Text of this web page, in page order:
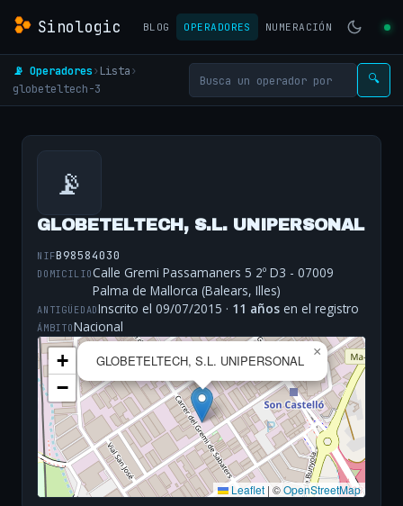
Sinologic BLOG OPERADORES NUMERACIÓN
📡 Operadores› Lista›
globeteltech-3
🔍
📡
GLOBETELTECH, S.L. UNIPERSONAL
NIFB98584030
DOMICILIOCalle Gremi Passamaners 5 2º D3 - 07009
Palma de Mallorca (Balears, Illes)
ANTIGÜEDADInscrito el 09/07/2015 · 11 años en el registro
ÁMBITONacional
GLOBETELTECH, S.L. UNIPERSONAL
×
+
−
Leaflet | ©OpenStreetMap